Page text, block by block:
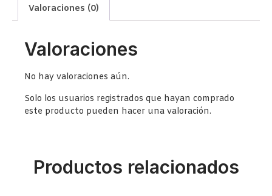
Valoraciones (0)
Valoraciones
No hay valoraciones aún.
Solo los usuarios registrados que hayan comprado
este producto pueden hacer una valoración.
Productos relacionados